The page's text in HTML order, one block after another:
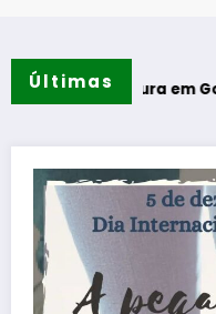
Últimas
em Gouveia